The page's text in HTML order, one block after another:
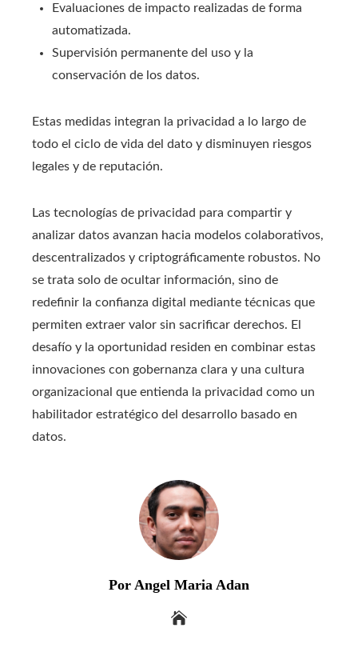
Evaluaciones de impacto realizadas de forma
automatizada.
Supervisión permanente del uso y la
conservación de los datos.
Estas medidas integran la privacidad a lo largo de
todo el ciclo de vida del dato y disminuyen riesgos
legales y de reputación.
Las tecnologías de privacidad para compartir y
analizar datos avanzan hacia modelos colaborativos,
descentralizados y criptográficamente robustos. No
se trata solo de ocultar información, sino de
redefinir la confianza digital mediante técnicas que
permiten extraer valor sin sacrificar derechos. El
desafío y la oportunidad residen en combinar estas
innovaciones con gobernanza clara y una cultura
organizacional que entienda la privacidad como un
habilitador estratégico del desarrollo basado en
datos.
Por Angel Maria Adan